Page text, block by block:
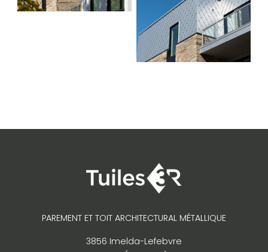
PAREMENT ET TOIT ARCHITECTURAL MÉTALLIQUE
3856 Imelda-Lefebvre